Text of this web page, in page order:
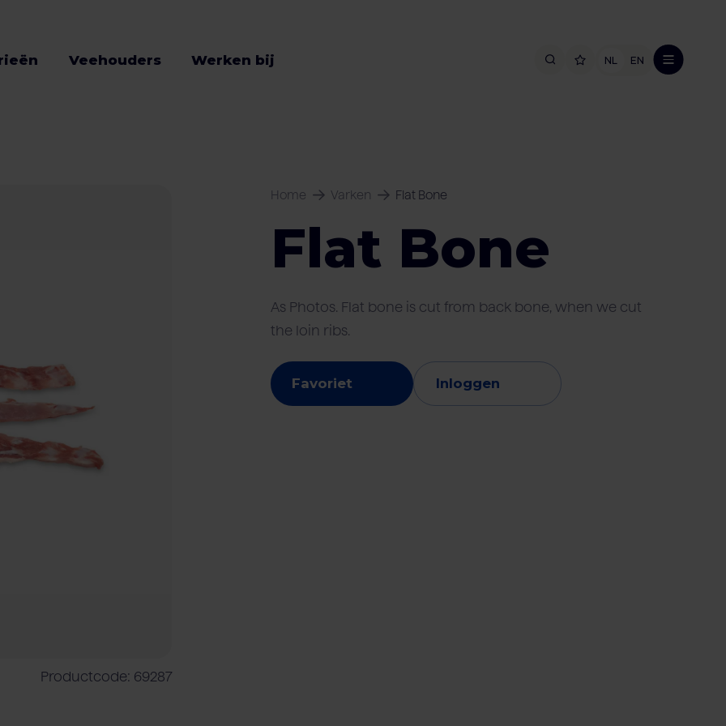
Veehouders Werken bij NL EN
Vleesverwerkende industrie
Productcode: 69287
Home Varken Flat Bone
Flat Bone
As Photos. Flat bone is cut from back bone, when we cut
the loin ribs.
Favoriet Inloggen